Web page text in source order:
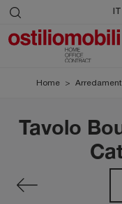
Home >
Tavolo